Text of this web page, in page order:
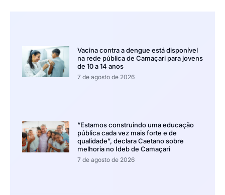
Vacina contra a dengue está disponível
na rede pública de Camaçari para jovens
de 10 a 14 anos
7 de agosto de 2026
“Estamos construindo uma educação
pública cada vez mais forte e de
qualidade”, declara Caetano sobre
melhoria no Ideb de Camaçari
7 de agosto de 2026